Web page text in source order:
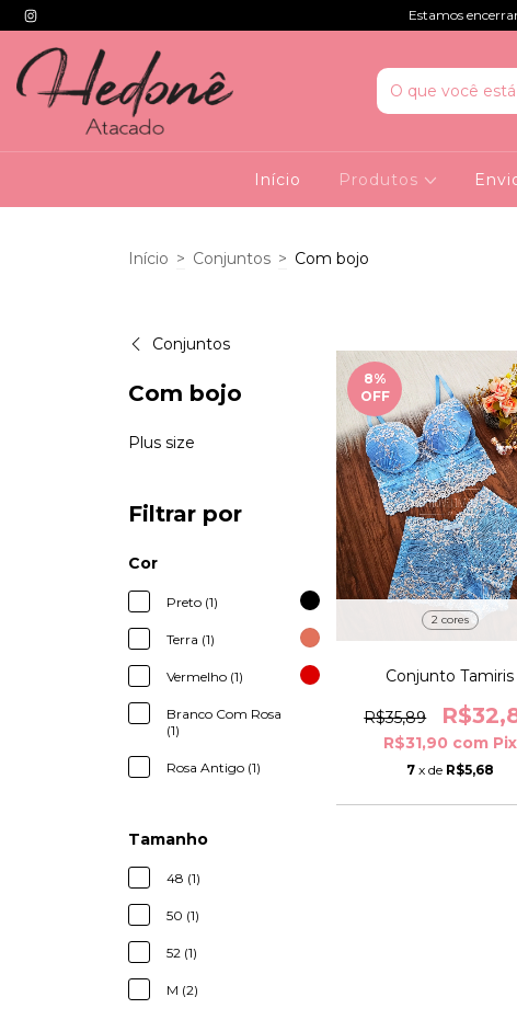
Estamos
Início Produtos
Início > Conjuntos > Com bojo
Conjuntos
Com bojo
Plus size
Filtrar por
Cor
Preto (1)
Terra (1)
Vermelho (1)
Branco Com Rosa
(1)
Rosa Antigo (1)
Tamanho
48 (1)
50 (1)
52 (1)
M (2)
8%
OFF
2 cores
Conjunto Tamiris
R$35,89
R$31,90 com Pix
7 x de R$5,68